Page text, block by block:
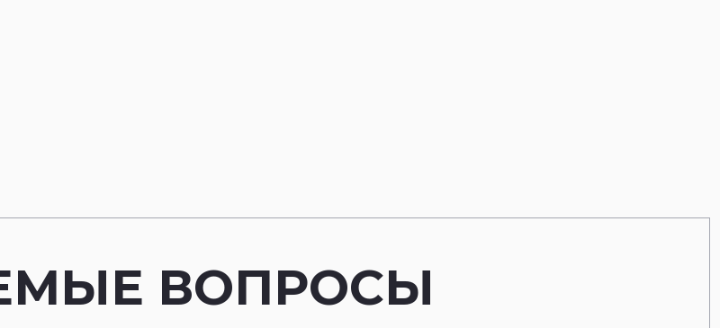
ВОПРОСЫ